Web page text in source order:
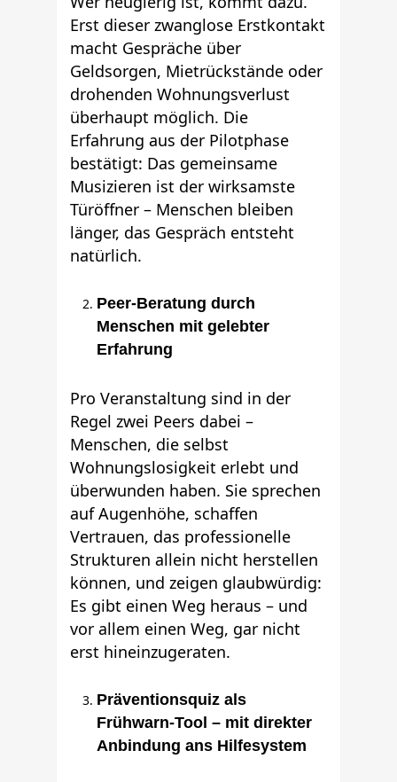
Erst dieser zwanglose Erstkontakt
macht Gespräche über
Geldsorgen, Mietrückstände oder
drohenden Wohnungsverlust
überhaupt möglich. Die
Erfahrung aus der Pilotphase
bestätigt: Das gemeinsame
Musizieren ist der wirksamste
Türöffner – Menschen bleiben
länger, das Gespräch entsteht
natürlich.
Peer-Beratung durch
Menschen mit gelebter
Erfahrung
Pro Veranstaltung sind in der
Regel zwei Peers dabei –
Menschen, die selbst
Wohnungslosigkeit erlebt und
überwunden haben. Sie sprechen
auf Augenhöhe, schaffen
Vertrauen, das professionelle
Strukturen allein nicht herstellen
können, und zeigen glaubwürdig:
Es gibt einen Weg heraus – und
vor allem einen Weg, gar nicht
erst hineinzugeraten.
Präventionsquiz als
Frühwarn-Tool – mit direkter
Anbindung ans Hilfesystem